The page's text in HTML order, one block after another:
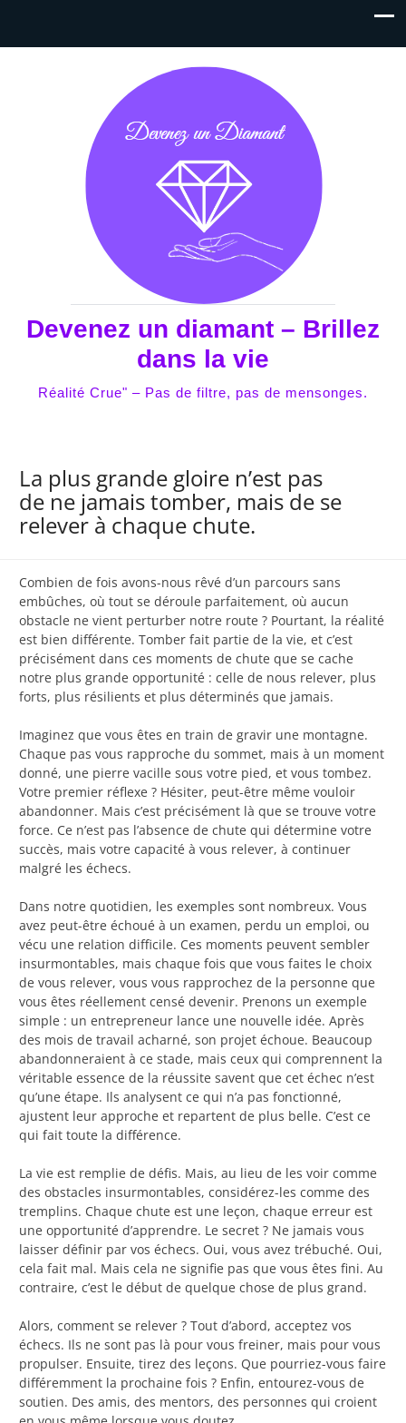
Devenez un diamant – Brillez
dans la vie
Réalité Crue" – Pas de filtre, pas de mensonges.
La plus grande gloire n’est pas
de ne jamais tomber, mais de se
relever à chaque chute.
Combien de fois avons-nous rêvé d’un parcours sans
embûches, où tout se déroule parfaitement, où aucun
obstacle ne vient perturber notre route ? Pourtant, la réalité
est bien différente. Tomber fait partie de la vie, et c’est
précisément dans ces moments de chute que se cache
notre plus grande opportunité : celle de nous relever, plus
forts, plus résilients et plus déterminés que jamais.
Imaginez que vous êtes en train de gravir une montagne.
Chaque pas vous rapproche du sommet, mais à un moment
donné, une pierre vacille sous votre pied, et vous tombez.
Votre premier réflexe ? Hésiter, peut-être même vouloir
abandonner. Mais c’est précisément là que se trouve votre
force. Ce n’est pas l’absence de chute qui détermine votre
succès, mais votre capacité à vous relever, à continuer
malgré les échecs.
Dans notre quotidien, les exemples sont nombreux. Vous
avez peut-être échoué à un examen, perdu un emploi, ou
vécu une relation difficile. Ces moments peuvent sembler
insurmontables, mais chaque fois que vous faites le choix
de vous relever, vous vous rapprochez de la personne que
vous êtes réellement censé devenir. Prenons un exemple
simple : un entrepreneur lance une nouvelle idée. Après
des mois de travail acharné, son projet échoue. Beaucoup
abandonneraient à ce stade, mais ceux qui comprennent la
véritable essence de la réussite savent que cet échec n’est
qu’une étape. Ils analysent ce qui n’a pas fonctionné,
ajustent leur approche et repartent de plus belle. C’est ce
qui fait toute la différence.
La vie est remplie de défis. Mais, au lieu de les voir comme
des obstacles insurmontables, considérez-les comme des
tremplins. Chaque chute est une leçon, chaque erreur est
une opportunité d’apprendre. Le secret ? Ne jamais vous
laisser définir par vos échecs. Oui, vous avez trébuché. Oui,
cela fait mal. Mais cela ne signifie pas que vous êtes fini. Au
contraire, c’est le début de quelque chose de plus grand.
Alors, comment se relever ? Tout d’abord, acceptez vos
échecs. Ils ne sont pas là pour vous freiner, mais pour vous
propulser. Ensuite, tirez des leçons. Que pourriez-vous faire
différemment la prochaine fois ? Enfin, entourez-vous de
soutien. Des amis, des mentors, des personnes qui croient